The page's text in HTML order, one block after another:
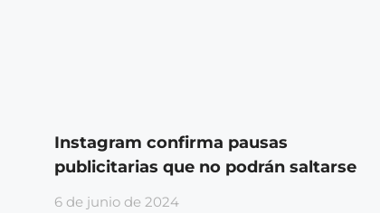
Instagram confirma pausas
publicitarias que no podrán saltarse
6 de junio de 2024